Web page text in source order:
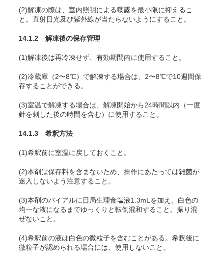
(2)解凍の際は、室内照明による曝露を最小限に抑えるこ
と。直射日光及び紫外線が当たらないようにすること。
14.1.2 解凍後の保存管理
(1)解凍後は再冷凍せず、有効期間内に使用すること。
(2)冷蔵庫（2〜8℃）で解凍する場合は、2〜8℃で10週間保
存することができる。
(3)室温で解凍する場合は、解凍開始から24時間以内（一度
針を刺した後の時間を含む）に使用すること。
14.1.3 希釈方法
(1)希釈前に室温に戻しておくこと。
(2)本剤は保存料を含まないため、操作にあたっては雑菌が
迷入しないよう注意すること。
(3)本剤のバイアルに日局生理食塩液1.3mLを加え、白色の
均一な液になるまでゆっくりと転倒混和すること。振り混
ぜないこと。
(4)希釈前の液は白色の微粒子を含むことがある。希釈後に
微粒子が認められる場合には、使用しないこと。